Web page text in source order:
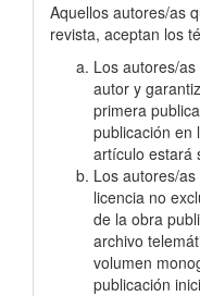
Aquellos autores/as
revista, aceptan los
Los autores/
autor y
primera
publicación en
artículo estará
Los autores/
licencia no
de la obra
archivo
volumen
publicación